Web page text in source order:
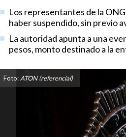
Los representantes de la
haber suspendido, sin previo
La autoridad apunta a una
pesos, monto destinado a la
Foto: ATON (referencial)